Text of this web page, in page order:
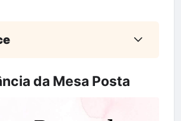
da Mesa Posta